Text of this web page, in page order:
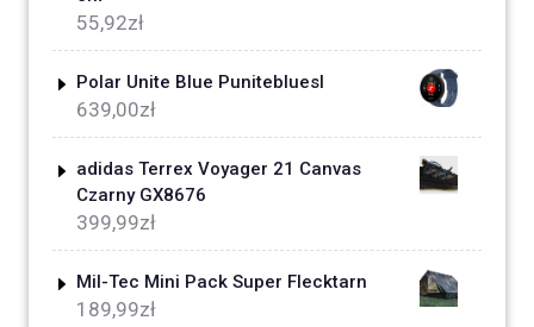
55,92zł
Polar Unite Blue Punitebluesl
639,00zł
adidas Terrex Voyager 21 Canvas
Czarny GX8676
399,99zł
Mil-Tec Mini Pack Super Flecktarn
189,99zł